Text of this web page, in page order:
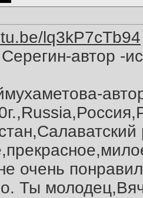
lq3kP7cTb94
автор -
очень
Ты